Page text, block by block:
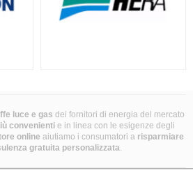
luce e gas dei fornitori di energia del mercato
convenienti e in linea con le esigenze degli
online aiutiamo i consumatori a risparmiare
gratuita personalizzata.